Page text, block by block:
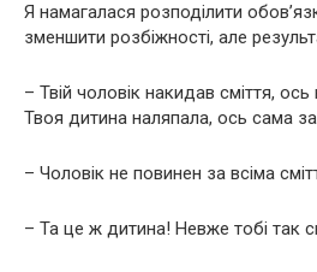
Я намагалася розподілити
зменшити розбіжності, але
– Твій чоловік накидав сміття,
Твоя дитина наляпала, ось сама
– Чоловік не повинен за всіма
– Та це ж дитина! Невже тобі так